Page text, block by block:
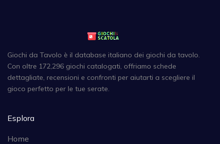
Giochi da Tavolo è il database italiano dei giochi da tavolo.
Con oltre 172,296 giochi catalogati, offriamo schede
dettagliate, recensioni e confronti per aiutarti a scegliere il
gioco perfetto per le tue serate.
Esplora
Home